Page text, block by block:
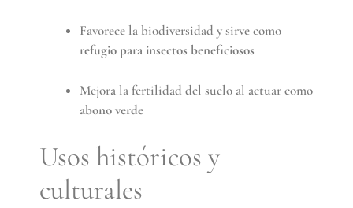
Favorece la biodiversidad y sirve como
refugio para insectos beneficiosos
Mejora la fertilidad del suelo al actuar como
abono verde
Usos históricos y
culturales